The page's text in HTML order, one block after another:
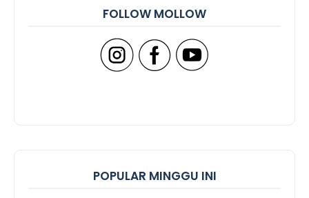
FOLLOW MOLLOW
POPULAR MINGGU INI